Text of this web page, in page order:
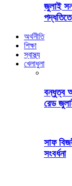
জুলাই
অর্থনীতি
শিক্ষা
স্বাস্থ্য
খেলাধুলা
বন্ধুত্ব
রেড
সাফ
সংবর্ধনা